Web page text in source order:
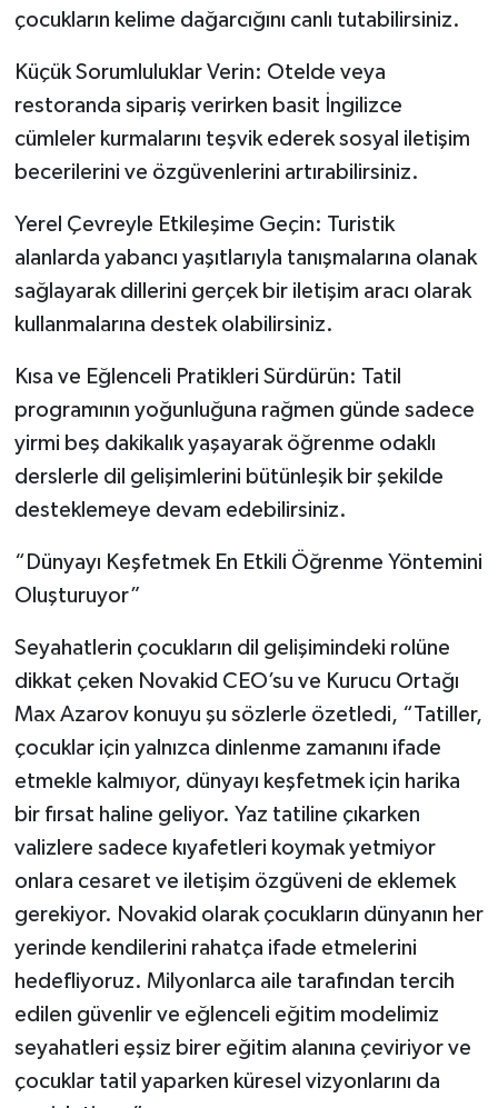
çocukların kelime dağarcığını canlı tutabilirsiniz.
Küçük Sorumluluklar Verin: Otelde veya
restoranda sipariş verirken basit İngilizce
cümleler kurmalarını teşvik ederek sosyal iletişim
becerilerini ve özgüvenlerini artırabilirsiniz.
Yerel Çevreyle Etkileşime Geçin: Turistik
alanlarda yabancı yaşıtlarıyla tanışmalarına olanak
sağlayarak dillerini gerçek bir iletişim aracı olarak
kullanmalarına destek olabilirsiniz.
Kısa ve Eğlenceli Pratikleri Sürdürün: Tatil
programının yoğunluğuna rağmen günde sadece
yirmi beş dakikalık yaşayarak öğrenme odaklı
derslerle dil gelişimlerini bütünleşik bir şekilde
desteklemeye devam edebilirsiniz.
“Dünyayı Keşfetmek En Etkili Öğrenme Yöntemini
Oluşturuyor”
Seyahatlerin çocukların dil gelişimindeki rolüne
dikkat çeken Novakid CEO’su ve Kurucu Ortağı
Max Azarov konuyu şu sözlerle özetledi, “Tatiller,
çocuklar için yalnızca dinlenme zamanını ifade
etmekle kalmıyor, dünyayı keşfetmek için harika
bir fırsat haline geliyor. Yaz tatiline çıkarken
valizlere sadece kıyafetleri koymak yetmiyor
onlara cesaret ve iletişim özgüveni de eklemek
gerekiyor. Novakid olarak çocukların dünyanın her
yerinde kendilerini rahatça ifade etmelerini
hedefliyoruz. Milyonlarca aile tarafından tercih
edilen güvenlir ve eğlenceli eğitim modelimiz
seyahatleri eşsiz birer eğitim alanına çeviriyor ve
çocuklar tatil yaparken küresel vizyonlarını da